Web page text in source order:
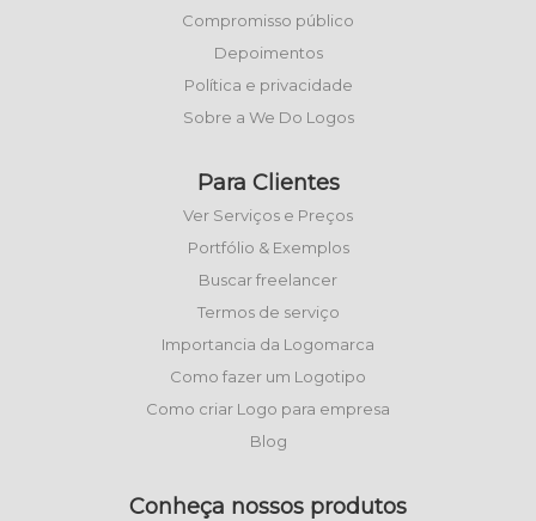
Compromisso público
Depoimentos
Política e privacidade
Sobre a We Do Logos
Para Clientes
Ver Serviços e Preços
Portfólio & Exemplos
Buscar freelancer
Termos de serviço
Importancia da Logomarca
Como fazer um Logotipo
Como criar Logo para empresa
Blog
Conheça nossos produtos